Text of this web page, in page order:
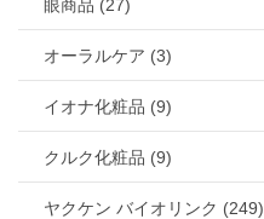
眼商品 (27)
オーラルケア (3)
イオナ化粧品 (9)
クルク化粧品 (9)
ヤクケン バイオリンク (249)